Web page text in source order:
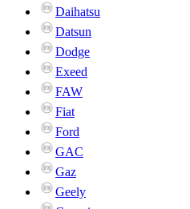
Daihatsu
Datsun
Dodge
Exeed
FAW
Fiat
Ford
GAC
Gaz
Geely